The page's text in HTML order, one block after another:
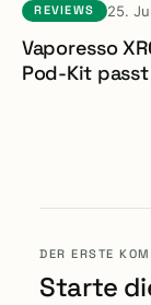
REVIEWS 25.
Vaporesso
Pod-Kit
DER ERSTE
Starte